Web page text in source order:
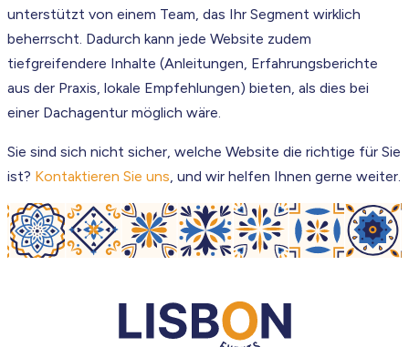
unterstützt von einem Team, das Ihr Segment wirklich
beherrscht. Dadurch kann jede Website zudem
tiefgreifendere Inhalte (Anleitungen, Erfahrungsberichte
aus der Praxis, lokale Empfehlungen) bieten, als dies bei
einer Dachagentur möglich wäre.
Sie sind sich nicht sicher, welche Website die richtige für Sie
ist? Kontaktieren Sie uns, und wir helfen Ihnen gerne weiter.